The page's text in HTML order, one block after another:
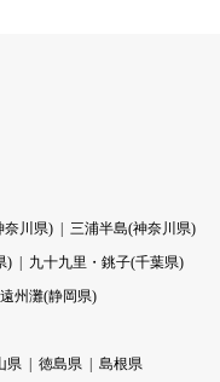
奈川県)
三浦半島(神奈川県)
)
九十九里・銚子(千葉県)
州灘(静岡県)
県 徳島県
島根県